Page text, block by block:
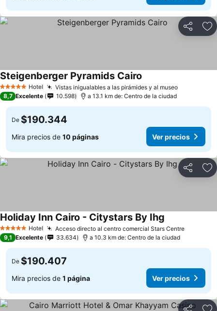
Compartir
5 Estrellas Hotel Vistas inigualables a las pirámides y al museo
Steigenberger Pyramids Cairo
8,7 Excelente 10.598 a 13.1 km de: Centro de la ciudad
De $190.344
Mira precios de 10 páginas Ver precios
Compartir
5 Estrellas Hotel Acceso directo al centro comercial Stars Centre
Holiday Inn Cairo - Citystars By Ihg
9,1 Excelente 33.634 a 10.3 km de: Centro de la ciudad
De $190.407
Mira precios de 1 página Ver precios